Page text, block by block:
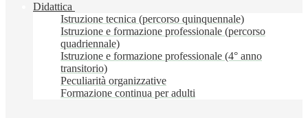
Didattica
Istruzione tecnica (percorso quinquennale)
Istruzione e formazione professionale (percorso
quadriennale)
Istruzione e formazione professionale (4° anno
transitorio)
Peculiarità organizzative
Formazione continua per adulti